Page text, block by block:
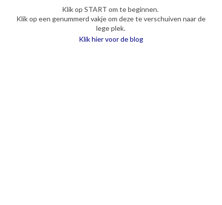
Klik op START om te beginnen.
Klik op een genummerd vakje om deze te verschuiven naar de
lege plek.
Klik hier voor de blog